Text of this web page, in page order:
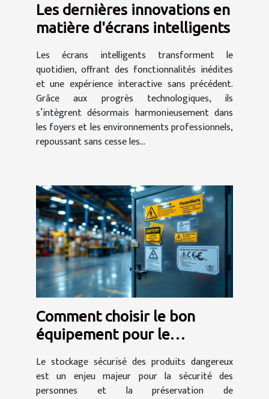
Les dernières innovations en
matière d'écrans intelligents
Les écrans intelligents transforment le
quotidien, offrant des fonctionnalités inédites
et une expérience interactive sans précédent.
Grâce aux progrès technologiques, ils
s’intègrent désormais harmonieusement dans
les foyers et les environnements professionnels,
repoussant sans cesse les...
Comment choisir le bon
équipement pour le
produits dangereux ?
Le stockage sécurisé des produits dangereux
est un enjeu majeur pour la sécurité des
personnes et la préservation de